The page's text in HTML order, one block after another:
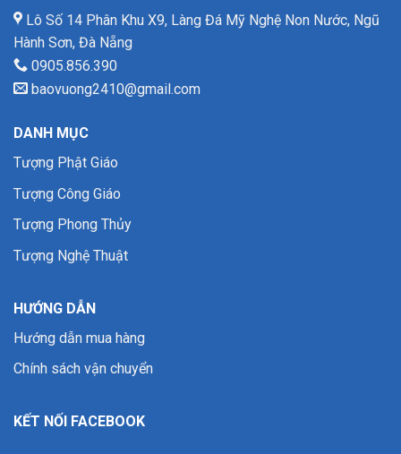
Lô Số 14 Phân Khu X9, Làng Đá Mỹ Nghệ Non Nước, Ngũ
Hành Sơn, Đà Nẵng
0905.856.390
baovuong2410@gmail.com
DANH MỤC
Tượng Phật Giáo
Tượng Công Giáo
Tượng Phong Thủy
Tượng Nghệ Thuật
HƯỚNG DẪN
Hướng dẫn mua hàng
Chính sách vận chuyển
KẾT NỐI FACEBOOK